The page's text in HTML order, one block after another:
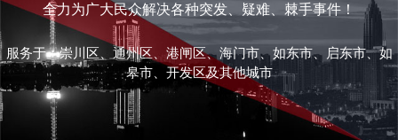
全力为广大民众解决各种突发、疑难、棘手事件！
服务于：崇川区、通州区、港闸区、海门市、如东市、启东市、如
皋市、开发区及其他城市